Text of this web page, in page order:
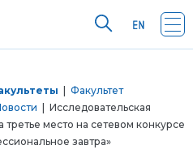
Факультет
| Исследовательская
место на сетевом конкурсе
завтра»